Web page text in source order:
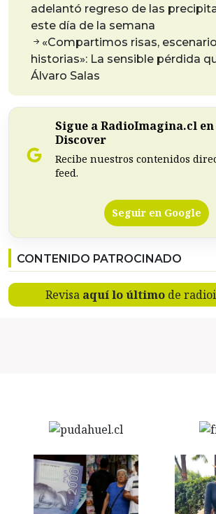
adelantó regreso de las
este día de la semana
«Compartimos risas,
historias»: La sensible pérdida
Álvaro Salas
Sigue a RadioImagina.cl en
Discover
Recibe nuestros contenidos
feed.
Seguir en Google
CONTENIDO PATROCINADO
Revisa aquí lo últimode